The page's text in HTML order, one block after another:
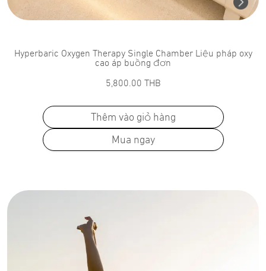
Hyperbaric Oxygen Therapy Single Chamber Liệu pháp oxy
cao áp buồng đơn
5,800.00 THB
Thêm vào giỏ hàng
Mua ngay